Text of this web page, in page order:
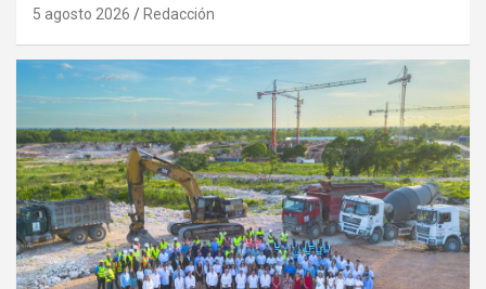
5 agosto 2026 Redacción